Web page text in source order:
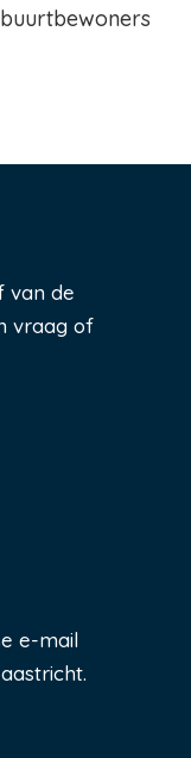
van de
vraag of
e-mail